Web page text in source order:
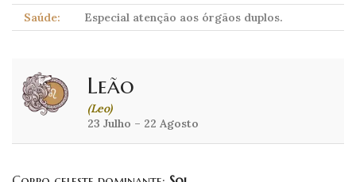
Saúde:
Especial atenção aos órgãos duplos.
Leão
(Leo)
23 Julho – 22 Agosto